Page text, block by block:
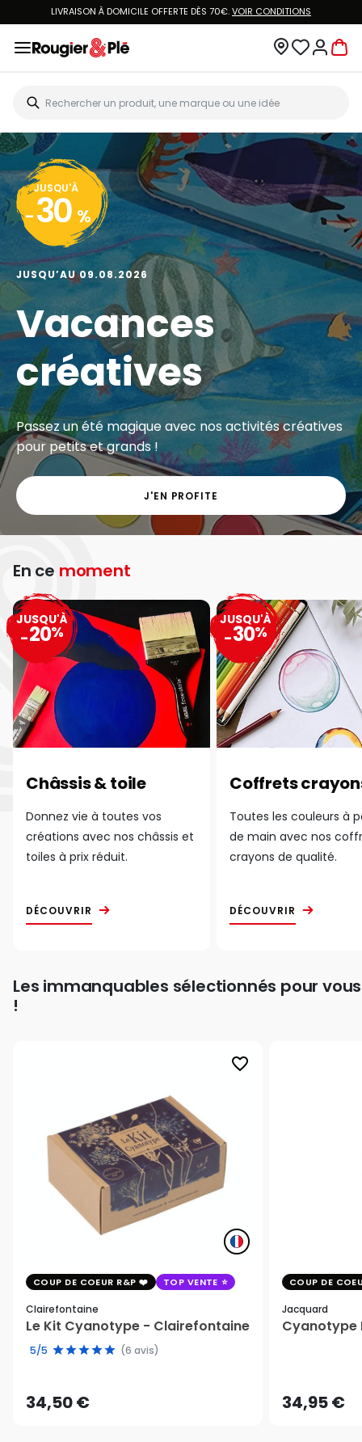
LIVRAISON À DOMICILE OFFERTE DÈS 70€.VOIR CONDITIONS
JUSQU'À
- 30 %
JUSQU’AU 09.08.2026
Vacances
créatives
Passez un été magique avec nos activités créatives
pour petits et grands !
J'EN PROFITE
En ce moment
Châssis & toile
Donnez vie à toutes vos
créations avec nos châssis et
toiles à prix réduit.
DÉCOUVRIR
JUSQU'À
-20%
Coffrets
Toutes les couleurs à
de main avec nos
crayons de qualité.
DÉCOUVRIR
JUSQU'À
-30%
Les immanquables sélectionnés pour vous
!
favorite_border
COUP DE COEUR R&P TOP VENTE
Clairefontaine
Le Kit Cyanotype - Clairefontaine
5/5 (6 avis)
34,50 €
COUP DE
Jacquard
Cyanotype
34,95 €